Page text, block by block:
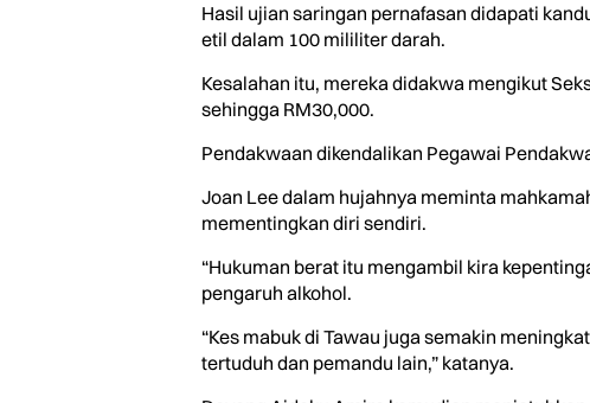
Hasil ujian saringan pernafasan didapati
etil dalam 100 mililiter darah.
Kesalahan itu, mereka didakwa mengikut
sehingga RM30,000.
Pendakwaan dikendalikan Pegawai
Joan Lee dalam hujahnya meminta
mementingkan diri sendiri.
“Hukuman berat itu mengambil kira
pengaruh alkohol.
“Kes mabuk di Tawau juga semakin
tertuduh dan pemandu lain,” katanya.